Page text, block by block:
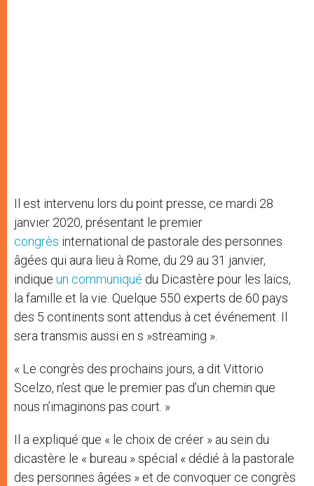
Il est intervenu lors du point presse, ce mardi 28
janvier 2020, présentant le premier
congrès international de pastorale des personnes
âgées qui aura lieu à Rome, du 29 au 31 janvier,
indique un communiqué du Dicastère pour les laïcs,
la famille et la vie. Quelque 550 experts de 60 pays
des 5 continents sont attendus à cet événement. Il
sera transmis aussi en s »streaming ».
« Le congrès des prochains jours, a dit Vittorio
Scelzo, n’est que le premier pas d’un chemin que
nous n’imaginons pas court. »
Il a expliqué que « le choix de créer » au sein du
dicastère le « bureau » spécial « dédié à la pastorale
des personnes âgées » et de convoquer ce congrès